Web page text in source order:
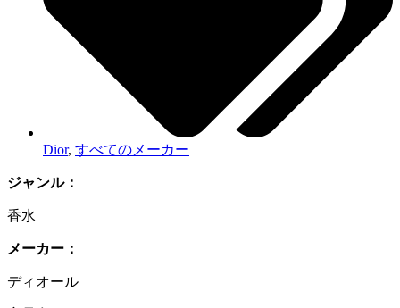
Dior, すべてのメーカー
ジャンル：
香水
メーカー：
ディオール